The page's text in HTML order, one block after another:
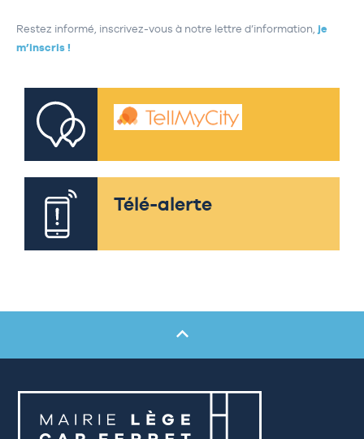
Restez informé, inscrivez-vous à notre lettre d’information, je
m’inscris !
Télé-alerte